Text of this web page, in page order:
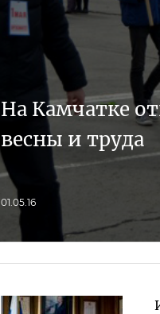
На Камчатке
весны и труда
01.05.16